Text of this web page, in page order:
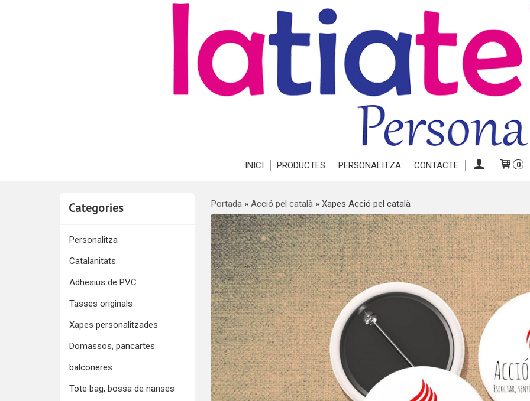
INICI PRODUCTES PERSONALITZA CONTACTE 0
Categories
Personalitza
Catalanitats
Adhesius de PVC
Tasses originals
Xapes personalitzades
Domassos, pancartes
balconeres
Tote bag, bossa de nanses
Portada» Acció pel català» Xapes Acció pel català